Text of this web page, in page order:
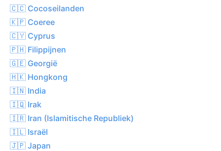
🇨🇨 Cocoseilanden
🇰🇵 Coeree
🇨🇾 Cyprus
🇵🇭 Filippijnen
🇬🇪 Georgië
🇭🇰 Hongkong
🇮🇳 India
🇮🇶 Irak
🇮🇷 Iran (Islamitische Republiek)
🇮🇱 Israël
🇯🇵 Japan